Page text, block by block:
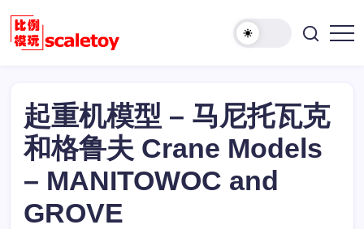
正
欢
比
模
玩
起重机模型 – 马尼托瓦克
和格鲁夫 Crane Models
– MANITOWOC and
GROVE